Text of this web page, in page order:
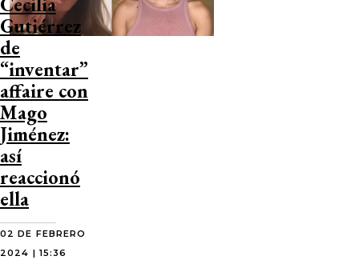
Gutiérrez
de
“inventar”
affaire con
Mago
Jiménez:
así
reaccionó
ella
02 DE FEBRERO
2024 | 15:36